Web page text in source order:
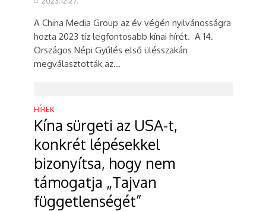
A China Media Group az év végén nyilvánosságra
hozta 2023 tíz legfontosabb kínai hírét. A 14.
Országos Népi Gyűlés első ülésszakán
megválasztották az...
HÍREK
Kína sürgeti az USA-t,
konkrét lépésekkel
bizonyítsa, hogy nem
támogatja „Tajvan
függetlenségét”